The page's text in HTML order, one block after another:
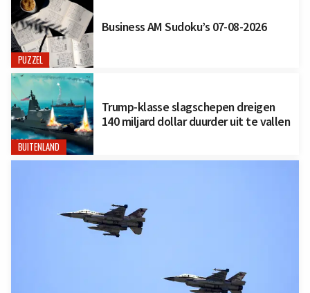
PUZZEL
Business AM Sudoku’s 07-08-2026
BUITENLAND
Trump-klasse slagschepen dreigen
140 miljard dollar duurder uit te vallen